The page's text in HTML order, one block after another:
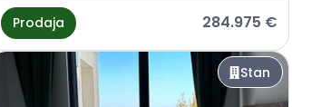
Prodaja 284.975 €
Stan